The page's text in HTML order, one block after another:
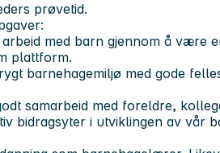
prøvetid.
arbeid med barn gjennom å være
plattform.
barnehagemiljø med gode
samarbeid med foreldre,
bidragsyter i utviklingen av vår